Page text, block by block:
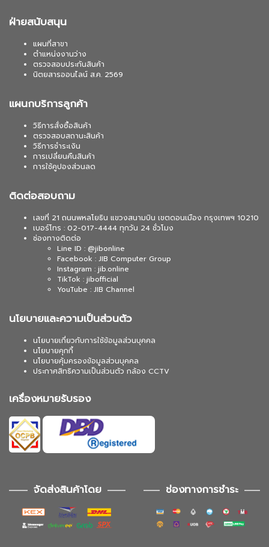
ฝ่ายสนับสนุน
แผนที่สาขา
ตำแหน่งงานว่าง
ตรวจสอบประกันสินค้า
นิตยสารออนไลน์ ส.ค. 2569
แผนกบริการลูกค้า
วิธีการสั่งซื้อสินค้า
ตรวจสอบสถานะสินค้า
วิธีการชำระเงิน
การเปลี่ยนคืนสินค้า
การใช้คูปองส่วนลด
ติดต่อสอบถาม
เลขที่ 21 ถนนพหลโยธิน แขวงสนามบิน เขตดอนเมือง กรุงเทพฯ 10210
เบอร์โทร : 02-017-4444 ทุกวัน 24 ชั่วโมง
ช่องทางติดต่อ
Line ID : @jibonline
Facebook : JIB Computer Group
Instagram : jib.online
TikTok : jibofficial
YouTube : JIB Channel
นโยบายและความเป็นส่วนตัว
นโยบายเกี่ยวกับการใช้ข้อมูลส่วนบุคคล
นโยบายคุกกี้
นโยบายคุ้มครองข้อมูลส่วนบุคคล
ประกาศสิทธิความเป็นส่วนตัว กล้อง CCTV
เครื่องหมายรับรอง
จัดส่งสินค้าโดย ช่องทางการชำระ